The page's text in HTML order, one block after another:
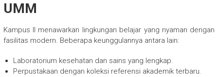
UMM
Kampus II menawarkan lingkungan belajar yang nyaman dengan
fasilitas modern. Beberapa keunggulannya antara lain:
Laboratorium kesehatan dan sains yang lengkap.
Perpustakaan dengan koleksi referensi akademik terbaru.